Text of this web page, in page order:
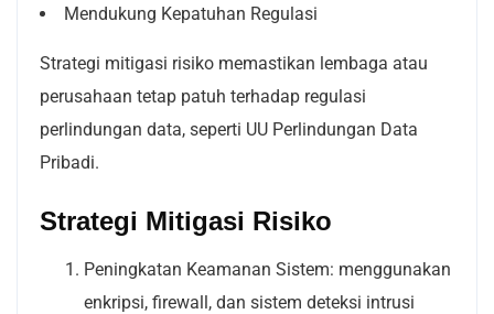
Mendukung Kepatuhan Regulasi
Strategi mitigasi risiko memastikan lembaga atau
perusahaan tetap patuh terhadap regulasi
perlindungan data, seperti UU Perlindungan Data
Pribadi.
Strategi Mitigasi Risiko
Peningkatan Keamanan Sistem: menggunakan
enkripsi, firewall, dan sistem deteksi intrusi